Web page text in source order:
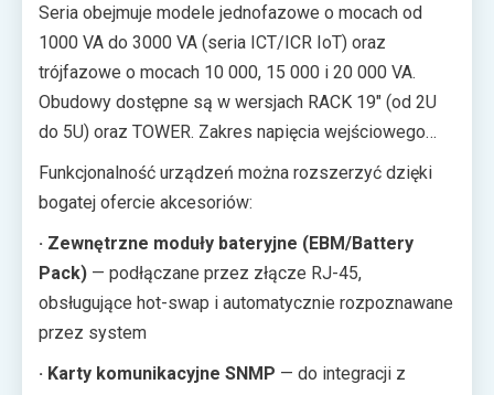
skorzystać z opcjonalnego adaptera WLAN.
Monitorowanie i zarządzanie odbywa się poprzez
stronę internetową lub aplikację mobilną WinPower
View — dostępną 24 godziny na dobę, 7 dni w
tygodniu, z dowolnego miejsca na świecie.
Przesyłanie danych do chmury zwiększa dostępność i
jakość monitorowania w porównaniu z rozwiązaniami
kosztów operacyjnych, skalowalność infrastruktury i
analizę trendów na podstawie historycznych danych
Seria obejmuje modele jednofazowe o mocach od
1000 VA do 3000 VA (seria ICT/ICR IoT) oraz
trójfazowe o mocach 10 000, 15 000 i 20 000 VA.
Obudowy dostępne są w wersjach RACK 19″ (od 2U
do 5U) oraz TOWER. Zakres napięcia wejściowego
wynosi 110–478 V (w zależności od modelu), a
częstotliwość wejściowa 40–70 Hz, co zapewnia
energetycznymi. Wszystkie modele wyposażone są
w wyświetlacz LCD, alarmy dźwiękowe oraz obsługę
zimnego startu.
Funkcjonalność urządzeń można rozszerzyć dzięki
bogatej ofercie akcesoriów:
· Zewnętrzne moduły bateryjne (EBM/Battery
Pack) — podłączane przez złącze RJ-45,
obsługujące hot-swap i automatycznie rozpoznawane
przez system
· Karty komunikacyjne SNMP — do integracji z